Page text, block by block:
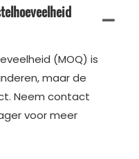
(MOQ) is
maar de
Neem contact
voor meer